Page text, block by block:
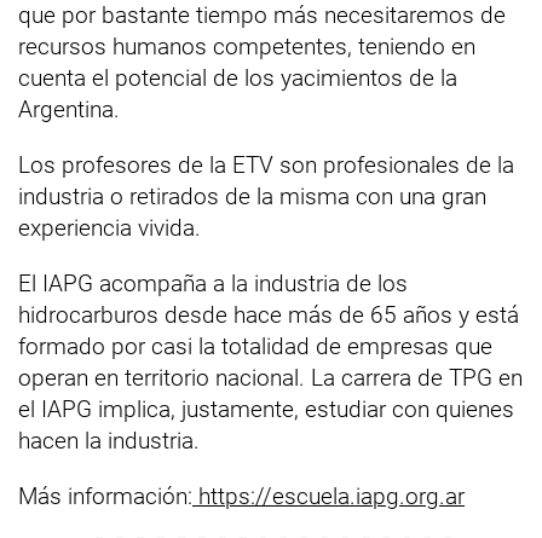
que por bastante tiempo más necesitaremos de
recursos humanos competentes, teniendo en
cuenta el potencial de los yacimientos de la
Argentina.
Los profesores de la ETV son profesionales de la
industria o retirados de la misma con una gran
experiencia vivida.
El IAPG acompaña a la industria de los
hidrocarburos desde hace más de 65 años y está
formado por casi la totalidad de empresas que
operan en territorio nacional. La carrera de TPG en
el IAPG implica, justamente, estudiar con quienes
hacen la industria.
Más información: https://escuela.iapg.org.ar